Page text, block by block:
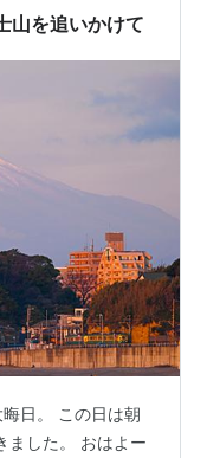
が後（北側）が山
山を追いかけて
日。 この日は朝
ました。 おはよー